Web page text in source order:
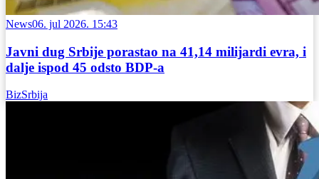
News06. jul 2026. 15:43
Javni dug Srbije porastao na 41,14 milijardi evra, i
dalje ispod 45 odsto BDP-a
BizSrbija